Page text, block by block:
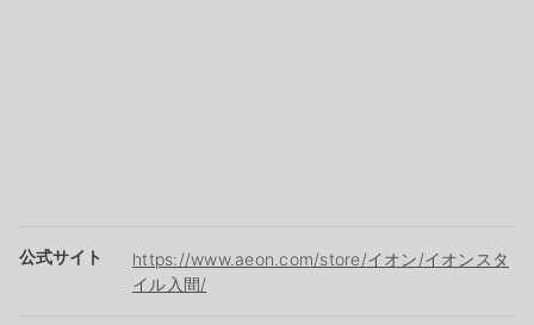
公式サイト
https://www.aeon.com/store/イオン/イオンスタ
イル入間/